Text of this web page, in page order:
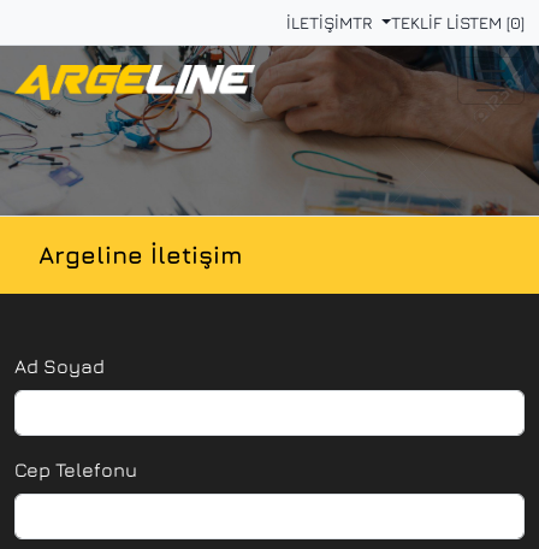
İLETİŞİMTR TEKLİF LİSTEM [0]
Argeline İletişim
Ad Soyad
Cep Telefonu